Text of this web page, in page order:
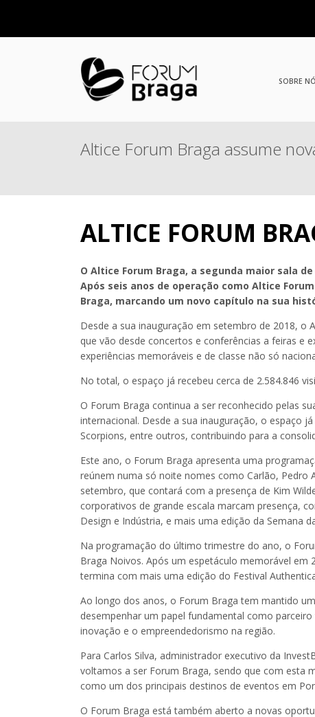
SOBRE
Altice Forum Braga assume
ALTICE FORUM
O Altice Forum Braga, a segunda maior sala
Após seis anos de operação como Altice
Braga, marcando um novo capítulo na sua
Desde a sua inauguração em setembro de 2018, o
que vão desde concertos e conferências a feiras e
experiências memoráveis e de classe não só
No total, o espaço já recebeu cerca de 2.584.846
O Forum Braga continua a ser reconhecido pelas
internacional. Desde a sua inauguração, o espaço
Scorpions, entre outros, contribuindo para a
Este ano, o Forum Braga apresenta uma
reúnem numa só noite nomes como Carlão, Pedro
setembro, que contará com a presença de Kim
corporativos de grande escala marcam presença,
Design e Indústria, e mais uma edição da Semana
Na programação do último trimestre do ano, o
Braga Noivos. Após um espetáculo memorável em
termina com mais uma edição do Festival
Ao longo dos anos, o Forum Braga tem mantido
desempenhar um papel fundamental como
inovação e o empreendedorismo na região.
Para Carlos Silva, administrador executivo da
voltamos a ser Forum Braga, sendo que com esta
como um dos principais destinos de eventos em
O Forum Braga está também aberto a novas